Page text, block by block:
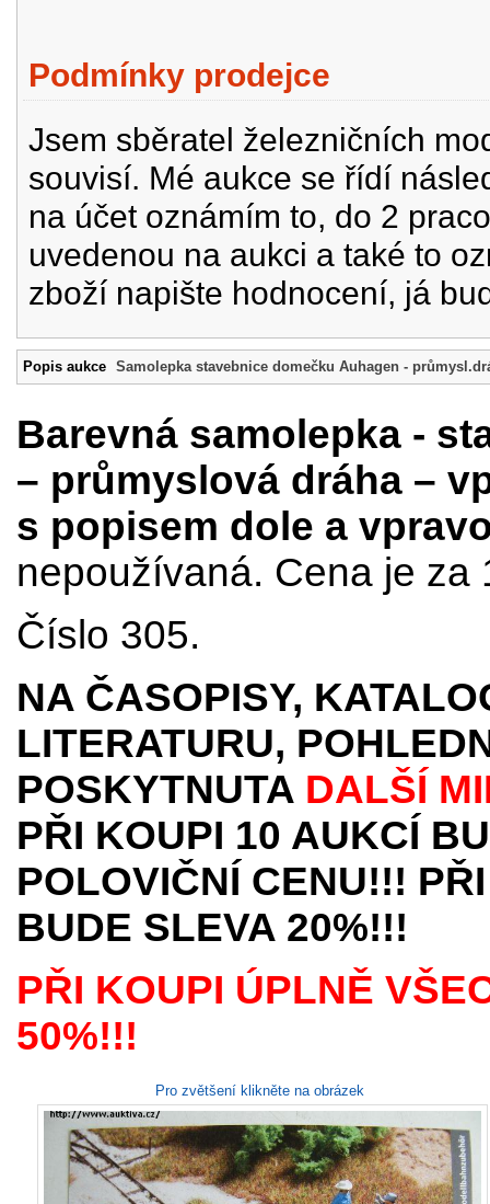
Podmínky prodejce
Jsem sběratel železničních
souvisí. Mé aukce se řídí
na účet oznámím to, do 2
uvedenou na aukci a také to
zboží napište hodnocení, já
Popis aukce Samolepka stavebnice domečku Auhagen -
Barevná samolepka -
– průmyslová dráha –
s popisem dole a
nepoužívaná. Cena je za
Číslo 305.
NA ČASOPISY,
LITERATURU,
POSKYTNUTA DALŠÍ
PŘI KOUPI 10 AUKCÍ
POLOVIČNÍ CENU!!!
BUDE SLEVA 20%!!!
PŘI KOUPI ÚPLNĚ
50%!!!
Pro zvětšení klikněte na obrázek